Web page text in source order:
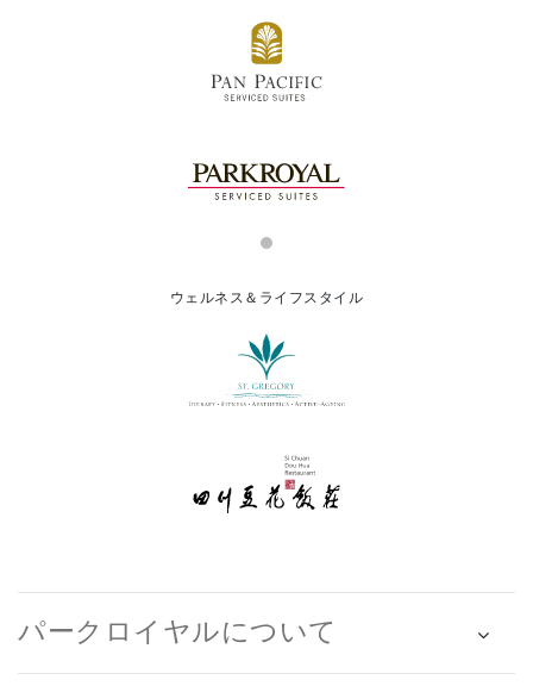
ウェルネス＆ライフスタイル
パークロイヤルについて